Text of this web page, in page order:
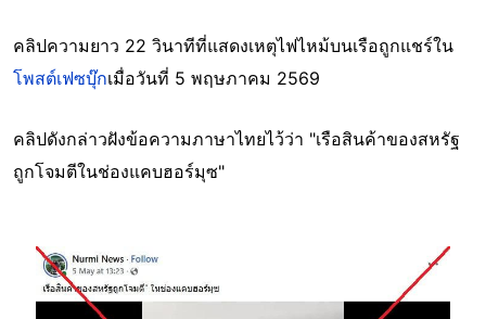
คลิปความยาว 22 วินาทีที่แสดงเหตุไฟไหม้บนเรือถูกแชร์ใน
โพสต์เฟซบุ๊กเมื่อวันที่ 5 พฤษภาคม 2569
คลิปดังกล่าวฝังข้อความภาษาไทยไว้ว่า "เรือสินค้าของสหรัฐ
ถูกโจมตีในช่องแคบฮอร์มุซ"
Image